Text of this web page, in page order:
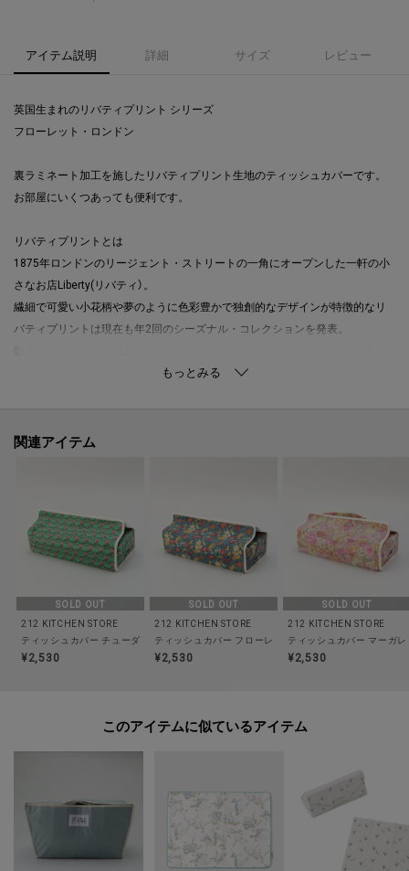
アイテム説明 詳細 サイズ レビュー
英国生まれのリバティプリント シリーズ
フローレット・ロンドン
裏ラミネート加工を施したリバティプリント生地のティッシュカバーです。
お部屋にいくつあっても便利です。
リバティプリントとは
1875年ロンドンのリージェント・ストリートの一角にオープンした一軒の小
さなお店Liberty(リバティ）。
繊細で可愛い小花柄や夢のように色彩豊かで独創的なデザインが特徴的なリ
バティプリントは現在も年2回のシーズナル・コレクションを発表。
から愛されているブランドです。
オーブン:--
対応熱源:--
耐熱/耐冷温度:--
※照明の関係により、実際よりも色味が違って見える場合があります。ま
関連アイテム
SOLD OUT
212 KITCHEN STORE
ティッシュカバー チューダーチューリップ GR ＜フローレット・ロンドン＞
¥2,530
SOLD OUT
212 KITCHEN STORE
ティッシュカバー フローレンス・メイ NA ＜フローレッ
¥2,530
SOLD OUT
212 KITCHEN STORE
ティッシュカバー マーガ
¥2,530
このアイテムに似ているアイテム